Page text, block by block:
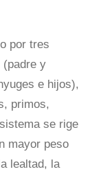
por tres
(padre y
e hijos),
primos,
se rige
mayor peso
lealtad, la